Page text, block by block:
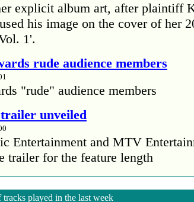
explicit album art, after plaintiff
his image on the cover of her
1'.
rude audience members
"rude" audience members
unveiled
Entertainment and MTV
trailer for the feature length
alcohol battle during
played in the last week